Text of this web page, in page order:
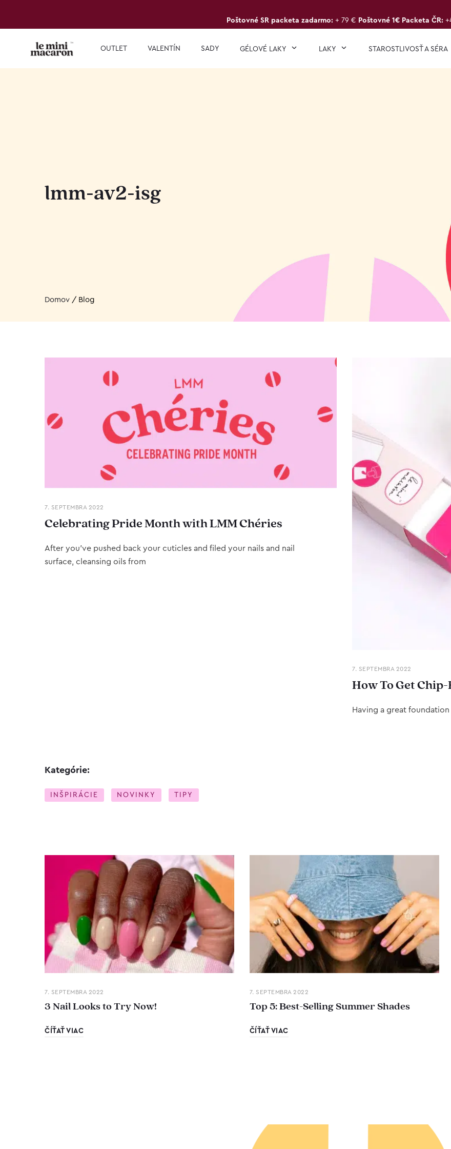
Poštovné SR packeta zadarmo: + 79 € Poštovné 1€ Packeta ČR:
OUTLET VALENTÍN SADY GÉLOVÉ LAKY LAKY STAROSTLIVOSŤ A SÉRA
lmm-av2-isg
Domov / Blog
7. SEPTEMBRA 2022
Celebrating Pride Month with LMM Chéries
After you’ve pushed back your cuticles and filed your nails and nail
surface, cleansing oils from
7. SEPTEMBRA 2022
How To Get
Having a great
Kategórie:
INŠPIRÁCIE NOVINKY TIPY
7. SEPTEMBRA 2022
3 Nail Looks to Try Now!
ČÍŤAŤ VIAC
7. SEPTEMBRA 2022
Top 5: Best-Selling Summer Shades
ČÍŤAŤ VIAC